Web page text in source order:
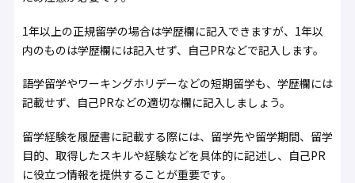
1年以上の正規留学の場合は学歴欄に記入できますが、1年以
内のものは学歴欄には記入せず、自己PRなどで記入します。
語学留学やワーキングホリデーなどの短期留学も、学歴欄には
記載せず、自己PRなどの適切な欄に記入しましょう。
留学経験を履歴書に記載する際には、留学先や留学期間、留学
目的、取得したスキルや経験などを具体的に記述し、自己PR
に役立つ情報を提供することが重要です。